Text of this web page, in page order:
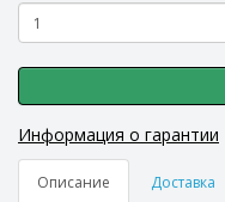
Информация о гарантии
Описание Доставка